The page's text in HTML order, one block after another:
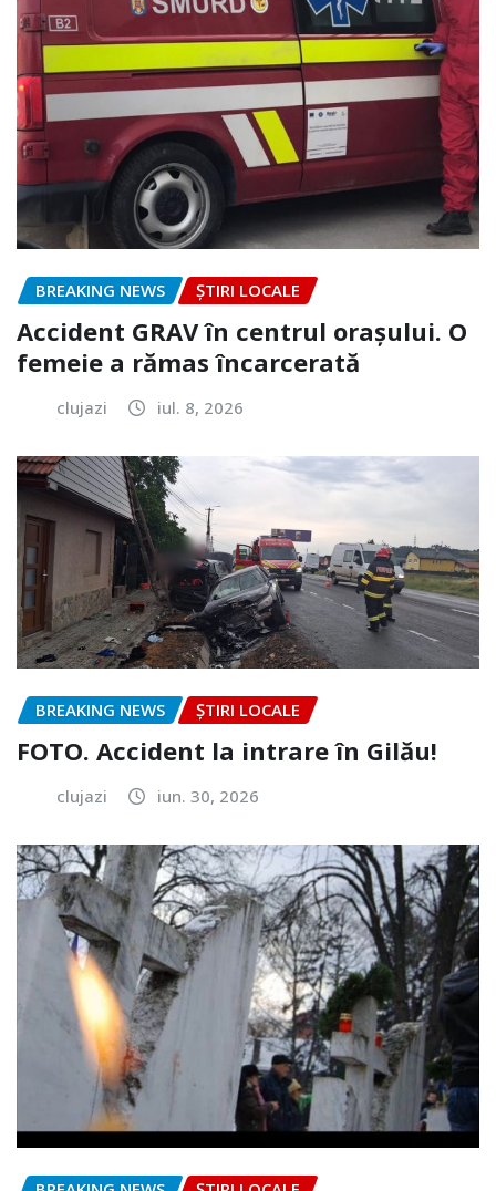
BREAKING NEWS ȘTIRI LOCALE
Accident GRAV în centrul orașului. O
femeie a rămas încarcerată
clujazi iul. 8, 2026
BREAKING NEWS ȘTIRI LOCALE
FOTO. Accident la intrare în Gilău!
clujazi iun. 30, 2026